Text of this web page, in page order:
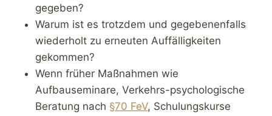
gegeben?
Warum ist es trotzdem und gegebenenfalls
wiederholt zu erneuten Auffälligkeiten
gekommen?
Wenn früher Maßnahmen wie
Aufbauseminare, Verkehrs-psychologische
Beratung nach §70 FeV, Schulungskurse